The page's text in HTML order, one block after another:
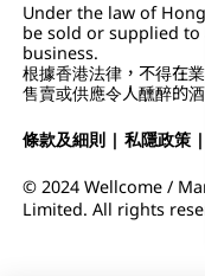
Under the law of
be sold or supplied
business.
根據香港法律，不得在
售賣或供應令人醺醉的
條款及細則 |私隱政策 |
© 2024 Wellcome /
Limited. All rights